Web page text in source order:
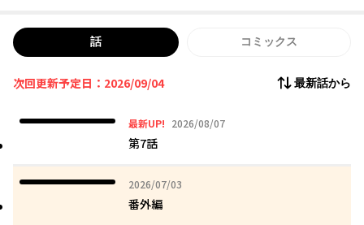
話 コミックス
次回更新予定日：2026/09/04 最新話から
最新UP! 2026/08/07
2026年08月07日
第7話
2026/07/03
2026年07月03日
番外編